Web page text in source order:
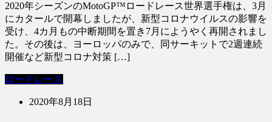
2020年シーズンのMotoGP™ロードレース世界選手権は、3月
にカタールで開幕しましたが、新型コロナウイルスの影響を
受け、4カ月もの中断期間を置き7月にようやく再開されまし
た。その後は、ヨーロッパのみで、同サーキットで2週連続
開催など新型コロナ対策 […]
ロードレース
2020年8月18日